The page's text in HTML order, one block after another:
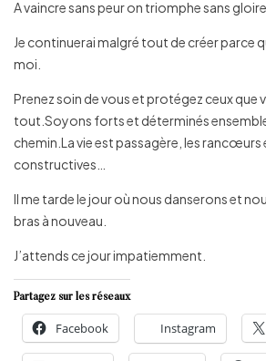
A vaincre sans peur on triomphe sans gloire.
Je continuerai malgré tout de créer parce
moi.
Prenez soin de vous et protégez ceux que
tout.Soyons forts et déterminés
chemin.La vie est passagère, les rancœurs
constructives…
Il me tarde le jour où nous danserons et
bras à nouveau.
J’attends ce jour impatiemment.
Partagez sur les réseaux
Facebook Instagram